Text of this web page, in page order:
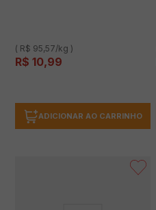
( R$ 95,57/kg )
R$ 10,99
ADICIONAR AO CARRINHO